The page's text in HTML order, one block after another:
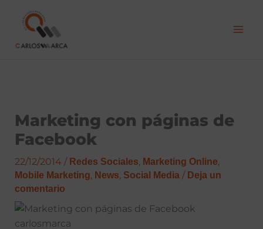
contenido
Marketing con páginas de
Facebook
22/12/2014 / Redes Sociales, Marketing Online,
Mobile Marketing, News, Social Media/ Deja un
comentario